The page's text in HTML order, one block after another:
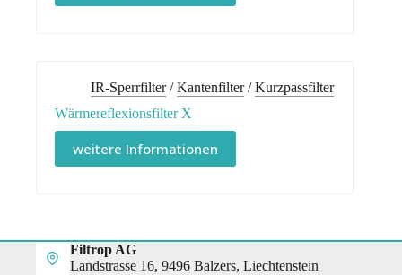
IR-Sperrfilter/Kantenfilter/Kurzpassfilter
Wärmereflexionsfilter X
weitere Informationen
Filtrop AG
Landstrasse 16, 9496 Balzers, Liechtenstein